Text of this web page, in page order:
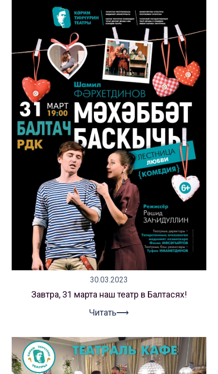
30.03.2023
Завтра, 31 марта наш театр в Балтасях!
Читать⟶